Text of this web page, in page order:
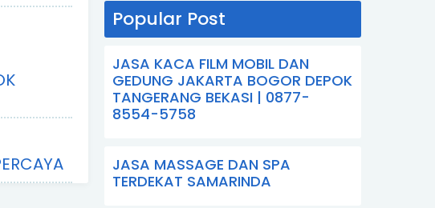
Popular Post
JASA KACA FILM MOBIL DAN
GEDUNG JAKARTA BOGOR DEPOK
TANGERANG BEKASI | 0877-
8554-5758
JASA MASSAGE DAN SPA
TERDEKAT SAMARINDA